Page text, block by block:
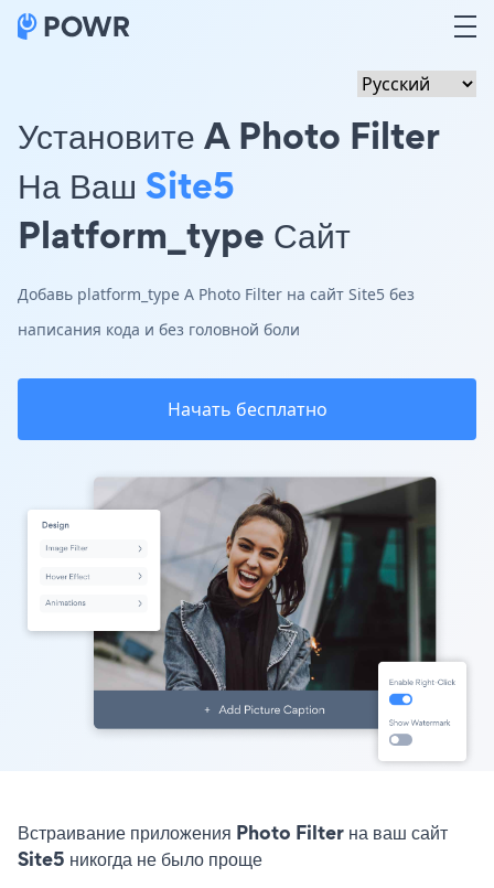
Установите A Photo Filter
На Ваш Site5
Platform_type Сайт
Добавь platform_type A Photo Filter на сайт Site5 без
написания кода и без головной боли
Начать бесплатно
Встраивание приложения Photo Filter на ваш сайт
Site5 никогда не было проще